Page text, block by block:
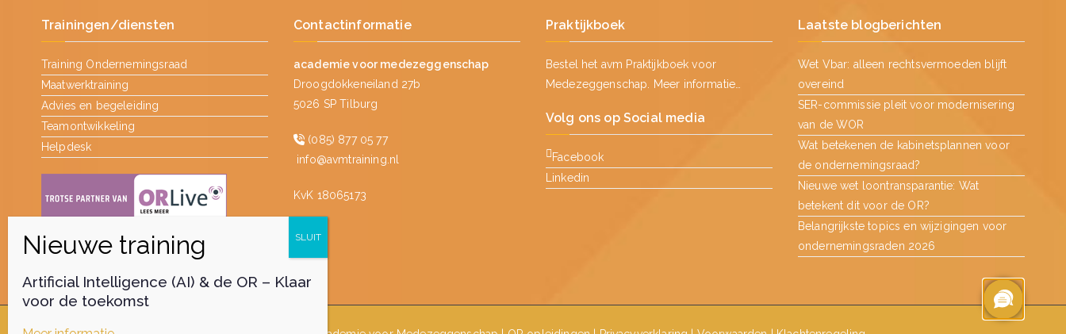
Trainingen/diensten
Training Ondernemingsraad
Maatwerktraining
Advies en begeleiding
Teamontwikkeling
Helpdesk
Contactinformatie
academie voor medezeggenschap
Droogdokkeneiland 27b
5026 SP Tilburg
(085) 877 05 77
info@avmtraining.nl
KvK 18065173
Praktijkboek
Bestel het avm Praktijkboek voor
Medezeggenschap.
Meer informatie…
Volg ons op Social media
Facebook
Linkedin
Laatste blogberichten
Wet Vbar: alleen rechtsvermoeden blijft
overeind
SER-commissie pleit voor modernisering
van de WOR
Wat betekenen de kabinetsplannen voor
de ondernemingsraad?
Nieuwe wet loontransparantie: Wat
betekent dit voor de OR?
Belangrijkste topics en wijzigingen voor
ondernemingsraden 2026
Artificial Intelligence (AI) & de OR – Klaar
voor de toekomst